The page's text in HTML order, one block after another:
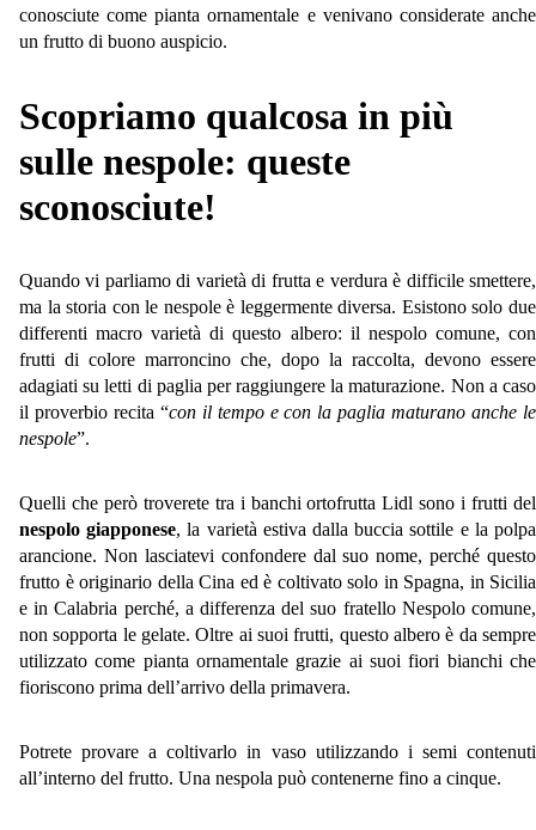
conosciute come pianta ornamentale e venivano considerate anche
un frutto di buono auspicio.
Scopriamo qualcosa in più
sulle nespole: queste
sconosciute!
Quando vi parliamo di varietà di frutta e verdura è difficile smettere,
ma la storia con le nespole è leggermente diversa. Esistono solo due
differenti macro varietà di questo albero: il nespolo comune, con
frutti di colore marroncino che, dopo la raccolta, devono essere
adagiati su letti di paglia per raggiungere la maturazione. Non a caso
il proverbio recita “con il tempo e con la paglia maturano anche le
nespole”.
Quelli che però troverete tra i banchi ortofrutta Lidl sono i frutti del
nespolo giapponese, la varietà estiva dalla buccia sottile e la polpa
arancione. Non lasciatevi confondere dal suo nome, perché questo
frutto è originario della Cina ed è coltivato solo in Spagna, in Sicilia
e in Calabria perché, a differenza del suo fratello Nespolo comune,
non sopporta le gelate. Oltre ai suoi frutti, questo albero è da sempre
utilizzato come pianta ornamentale grazie ai suoi fiori bianchi che
fioriscono prima dell’arrivo della primavera.
Potrete provare a coltivarlo in vaso utilizzando i semi contenuti
all’interno del frutto. Una nespola può contenerne fino a cinque.